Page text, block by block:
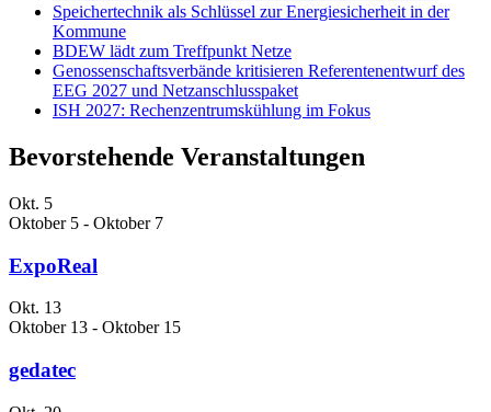
Speichertechnik als Schlüssel zur Energiesicherheit in der
Kommune
BDEW lädt zum Treffpunkt Netze
Genossenschaftsverbände kritisieren Referentenentwurf des
EEG 2027 und Netzanschlusspaket
ISH 2027: Rechenzentrumskühlung im Fokus
Bevorstehende Veranstaltungen
Okt. 5
Oktober 5 - Oktober 7
ExpoReal
Okt. 13
Oktober 13 - Oktober 15
gedatec